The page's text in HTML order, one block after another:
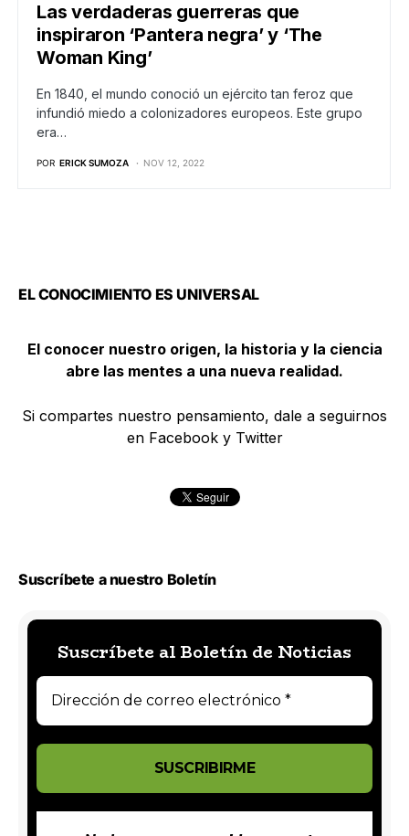
Las verdaderas guerreras que
inspiraron ‘Pantera negra’ y ‘The
Woman King’
En 1840, el mundo conoció un ejército tan feroz que
infundió miedo a colonizadores europeos. Este grupo
era…
POR ERICK SUMOZA NOV 12, 2022
EL CONOCIMIENTO ES UNIVERSAL
El conocer nuestro origen, la historia y la ciencia
abre las mentes a una nueva realidad.
Si compartes nuestro pensamiento, dale a seguirnos
en Facebook y Twitter
Suscríbete a nuestro Boletín
Suscríbete al Boletín de Noticias